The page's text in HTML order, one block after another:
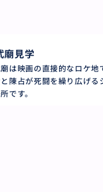
廟見学
は映画の直接的なロケ地
陳占が死闘を繰り広げる
です。